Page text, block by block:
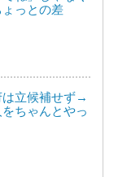
っとの差
は立候補せず→
ちゃんとやっ